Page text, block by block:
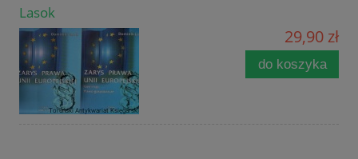
Lasok
29,90 zł
do koszyka